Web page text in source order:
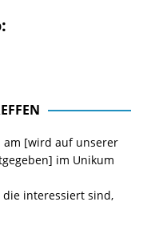
am [wird auf unserer
im Unikum
interessiert sind,